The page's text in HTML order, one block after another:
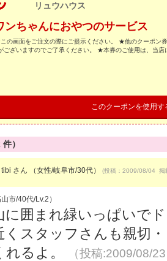
リュウハウス
ンちゃんにおやつのサービス
の画面をご注文の際にご提示ください。 ★他のクーポン
ございますのでご了承ください。 ★本券のご使用は、当
このクーポンを使用す
件）
tibi さん （女性/岐阜市/30代） (投稿：2009/08/04 掲
市/40代/Lv.2）
に囲まれ緑いっぱいで
くスタッフさんも親切
るよ。
（投稿:2009/08/